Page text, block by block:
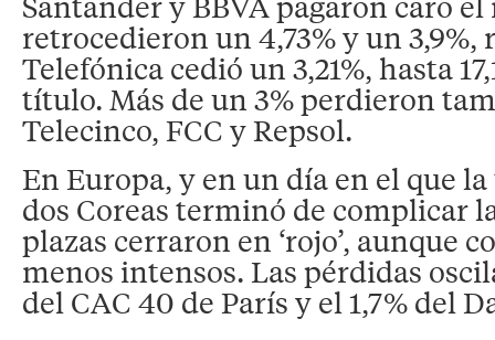
retrocedieron un 4,73% y un 3,9%,
Telefónica cedió un 3,21%, hasta
título. Más de un 3% perdieron
Telecinco, FCC y Repsol.
En Europa, y en un día en el que
dos Coreas terminó de complicar
plazas cerraron en ‘rojo’, aunque
menos intensos. Las pérdidas
del CAC 40 de París y el 1,7% del